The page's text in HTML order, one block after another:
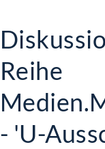
Reihe
- 'U-